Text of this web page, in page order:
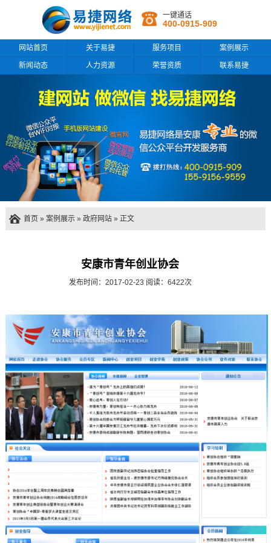
一键通话
400-0915-909
网站首页 关于易捷 服务项目 案例展示
新闻动态 人力资源 荣誉资质 联系易捷
首页» 案例展示» 政府网站» 正文
安康市青年创业协会
发布时间：2017-02-23 阅读：6422次